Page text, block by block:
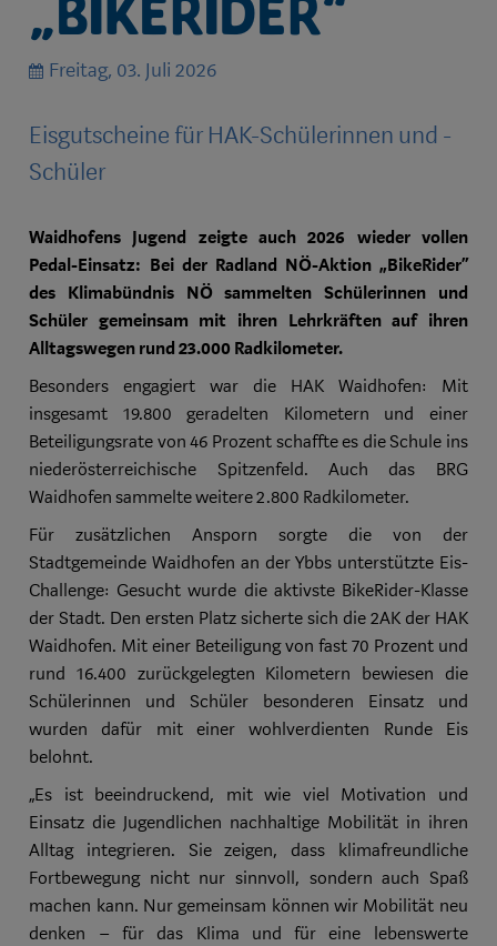
Freitag, 03. Juli 2026
Eisgutscheine für HAK-Schülerinnen und -
Schüler
Waidhofens Jugend zeigte auch 2026 wieder vollen
Pedal-Einsatz: Bei der Radland NÖ-Aktion „BikeRider“
des Klimabündnis NÖ sammelten Schülerinnen und
Schüler gemeinsam mit ihren Lehrkräften auf ihren
Alltagswegen rund 23.000 Radkilometer.
Besonders engagiert war die HAK Waidhofen: Mit
insgesamt 19.800 geradelten Kilometern und einer
Beteiligungsrate von 46 Prozent schaffte es die Schule ins
niederösterreichische Spitzenfeld. Auch das BRG
Waidhofen sammelte weitere 2.800 Radkilometer.
Für zusätzlichen Ansporn sorgte die von der
Stadtgemeinde Waidhofen an der Ybbs unterstützte Eis-
Challenge: Gesucht wurde die aktivste BikeRider-Klasse
der Stadt. Den ersten Platz sicherte sich die 2AK der HAK
Waidhofen. Mit einer Beteiligung von fast 70 Prozent und
rund 16.400 zurückgelegten Kilometern bewiesen die
Schülerinnen und Schüler besonderen Einsatz und
wurden dafür mit einer wohlverdienten Runde Eis
belohnt.
„Es ist beeindruckend, mit wie viel Motivation und
Einsatz die Jugendlichen nachhaltige Mobilität in ihren
Alltag integrieren. Sie zeigen, dass klimafreundliche
Fortbewegung nicht nur sinnvoll, sondern auch Spaß
machen kann. Nur gemeinsam können wir Mobilität neu
denken – für das Klima und für eine lebenswerte